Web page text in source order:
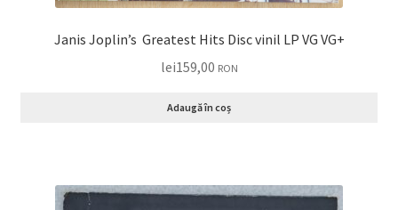
Janis Joplin’s Greatest Hits Disc vinil LP VG VG+
lei159,00 RON
Adaugă în coș